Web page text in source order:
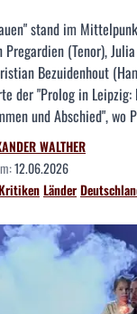
stand im
(Tenor),
Bezuidenhout
der "Prolog in Leipzig:
und Abschied", wo
WALTHER
12.06.2026
Länder